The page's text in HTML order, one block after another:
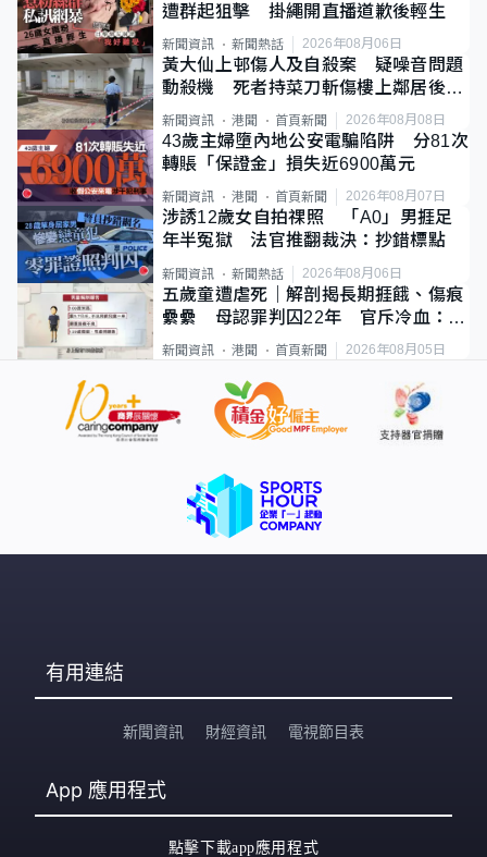
遭群起狙擊 掛繩開直播道歉後輕生
新聞資訊 新聞熱話 2026年08月06日
黃大仙上邨傷人及自殺案 疑噪音問題
動殺機 死者持菜刀斬傷樓上鄰居後墮
斃
新聞資訊 港聞 首頁新聞 2026年08月08日
43歲主婦墮內地公安電騙陷阱 分81次
轉賬「保證金」損失近6900萬元
新聞資訊 港聞 首頁新聞 2026年08月07日
涉誘12歲女自拍祼照 「A0」男捱足
年半冤獄 法官推翻裁決：抄錯標點
新聞資訊 新聞熱話 2026年08月06日
五歲童遭虐死｜解剖揭長期捱餓、傷痕
纍纍 母認罪判囚22年 官斥冷血：同
類案最惡劣
新聞資訊 港聞 首頁新聞 2026年08月05日
有用連結
新聞資訊 財經資訊 電視節目表
App 應用程式
點擊下載app應用程式